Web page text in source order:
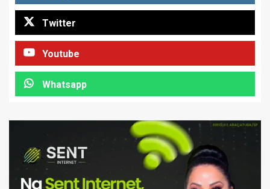
Twitter
Youtube
Whatsapp